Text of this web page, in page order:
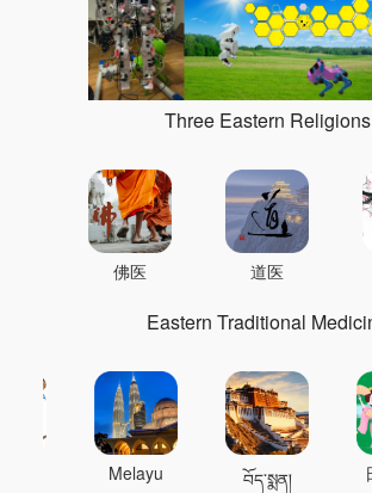
Three Eastern Religions
佛医 道医
Eastern Traditional
Melayu བོད་སྨན།